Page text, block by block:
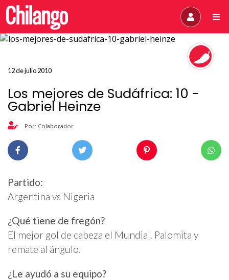
12 de julio 2010
Los mejores de Sudáfrica: 10 -
Gabriel Heinze
Por: Colaborador
Partido:
Argentina vs Nigeria
¿Qué tiene de fregón?
El mejor gol de cabeza el Mundial. Palomita y
remate al ángulo.
¿Le ayudó a su equipo?